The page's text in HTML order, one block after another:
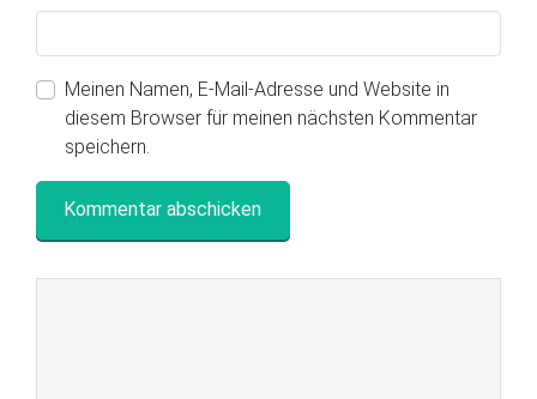
Meinen Namen, E-Mail-Adresse und Website in
diesem Browser für meinen nächsten Kommentar
speichern.